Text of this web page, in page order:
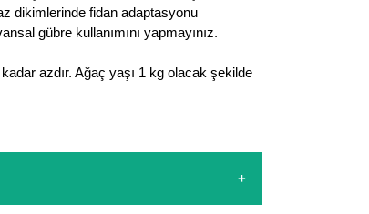
dikimlerinde fidan adaptasyonu
gübre kullanımını yapmayınız.
azdır. Ağaç yaşı 1 kg olacak şekilde